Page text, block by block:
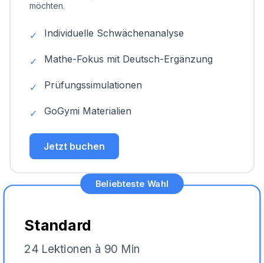
möchten.
✓ Individuelle Schwächenanalyse
✓ Mathe-Fokus mit Deutsch-Ergänzung
✓ Prüfungssimulationen
✓ GoGymi Materialien
Jetzt buchen
Beliebteste Wahl
Standard
24 Lektionen à 90 Min